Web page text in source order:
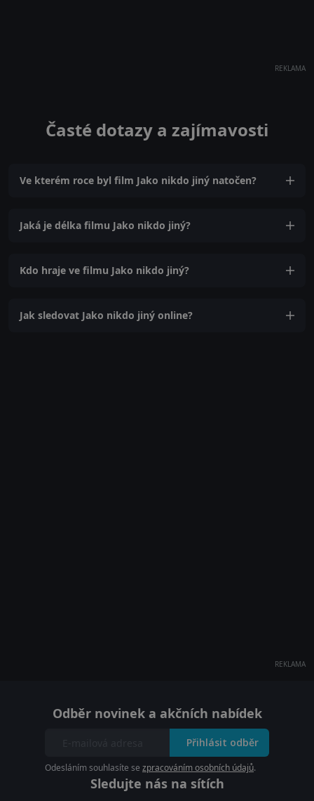
REKLAMA
Časté dotazy a zajímavosti
Ve kterém roce byl film Jako nikdo jiný natočen?
Jaká je délka filmu Jako nikdo jiný?
Kdo hraje ve filmu Jako nikdo jiný?
Jak sledovat Jako nikdo jiný online?
REKLAMA
Odběr novinek a akčních nabídek
Přihlásit odběr
Odesláním souhlasíte se zpracováním osobních údajů.
Sledujte nás na sítích